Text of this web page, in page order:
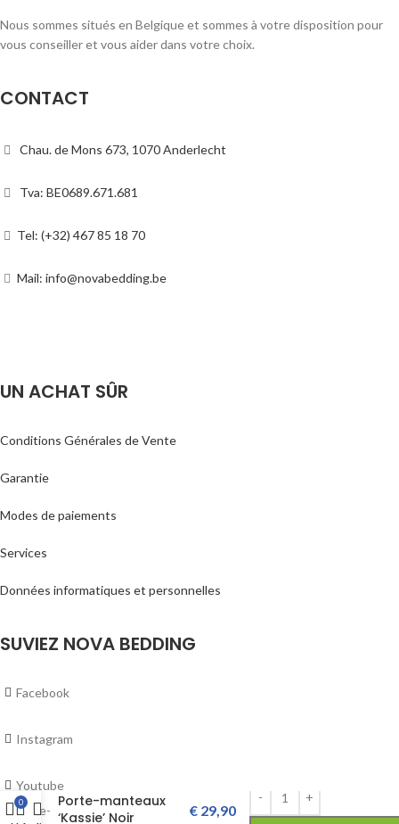
Nous sommes situés en Belgique et sommes à votre disposition pour
vous conseiller et vous aider dans votre choix.
CONTACT
Chau. de Mons 673, 1070 Anderlecht
Tva: BE0689.671.681
Tel: (+32) 467 85 18 70
Mail: info@novabedding.be
UN ACHAT SÛR
Conditions Générales de Vente
Garantie
Modes de paiements
Services
Données informatiques et personnelles
SUVIEZ NOVA BEDDING
Facebook
Instagram
Youtube
Porte-manteaux
‘Kassie’ Noir
€ 29,90
0